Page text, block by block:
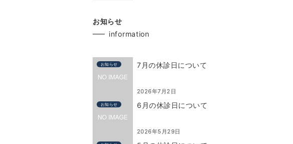
お知らせ
information
お知らせ 7月の休診日について
2026年7月2日
お知らせ 6月の休診日について
2026年5月29日